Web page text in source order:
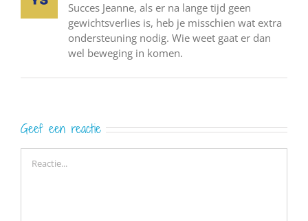
Succes Jeanne, als er na lange tijd geen
gewichtsverlies is, heb je misschien wat extra
ondersteuning nodig. Wie weet gaat er dan
wel beweging in komen.
Geef een reactie